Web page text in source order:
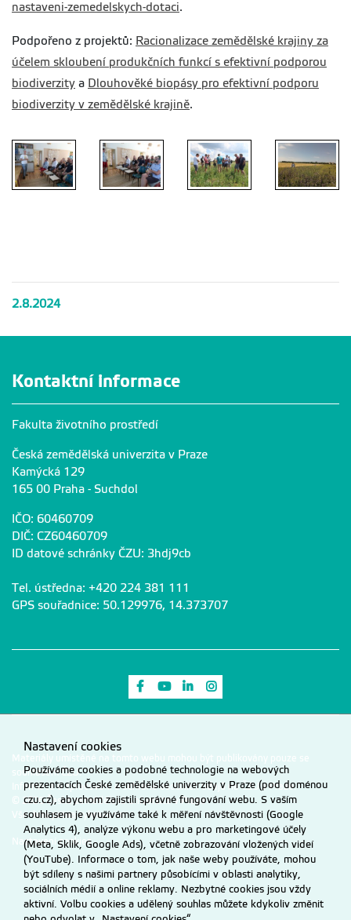
nastaveni-zemedelskych-dotaci.
Podpořeno z projektů: Racionalizace zemědělské krajiny za
účelem skloubení produkčních funkcí s efektivní podporou
biodiverzity a Dlouhověké biopásy pro efektivní podporu
biodiverzity v zemědělské krajině.
2.8.2024
Kontaktní informace
Fakulta životního prostředí
Česká zemědělská univerzita v Praze
Kamýcká 129
165 00 Praha - Suchdol
IČO: 60460709
DIČ: CZ60460709
ID datové schránky ČZU: 3hdj9cb
Tel. ústředna: +420 224 381 111
GPS souřadnice: 50.129976, 14.373707
Odkaz na Facebook
Odkaz na Youtube
Odkaz na LinkedIn
Materiály umístěné na tomto webu mohou být publikovány pouze se
souhlasem ČZU.
Informace o zpracování a ochraně osobních údajů na ČZU v Praze.
© 2026 Česká zemědělská univerzita v Praze
Všechna práva vyhrazena
Nastavení cookies
Nastavení cookies
Používáme cookies a podobné technologie na webových
prezentacích České zemědělské univerzity v Praze (pod doménou
czu.cz), abychom zajistili správné fungování webu. S vaším
souhlasem je využíváme také k měření návštěvnosti (Google
Analytics 4), analýze výkonu webu a pro marketingové účely
(Meta, Sklik, Google Ads), včetně zobrazování vložených videí
(YouTube). Informace o tom, jak naše weby používáte, mohou
být sdíleny s našimi partnery působícími v oblasti analytiky,
sociálních médií a online reklamy. Nezbytné cookies jsou vždy
aktivní. Volbu cookies a udělený souhlas můžete kdykoliv změnit